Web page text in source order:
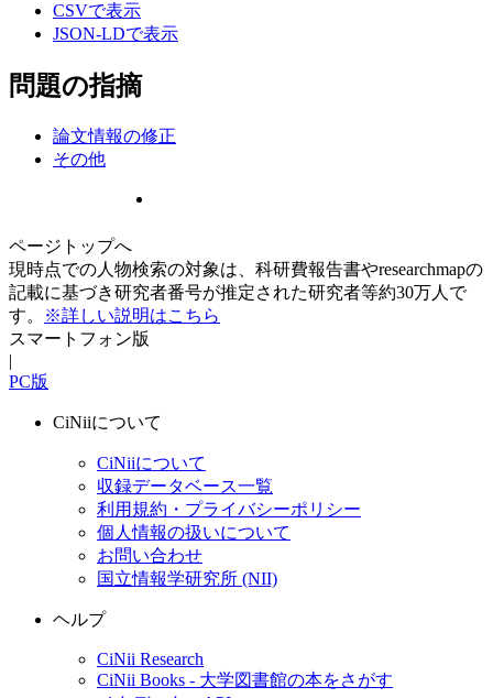
CSVで表示
JSON-LDで表示
問題の指摘
論文情報の修正
その他
ページトップへ
現時点での人物検索の対象は、科研費報告書やresearchmapの
記載に基づき研究者番号が推定された研究者等約30万人で
す。
※詳しい説明はこちら
スマートフォン版
|
PC版
CiNiiについて
CiNiiについて
収録データベース一覧
利用規約・プライバシーポリシー
個人情報の扱いについて
お問い合わせ
国立情報学研究所 (NII)
ヘルプ
CiNii Research
CiNii Books - 大学図書館の本をさがす